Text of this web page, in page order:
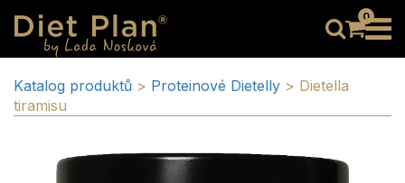
0
Katalog produktů > Proteinové Dietelly > Dietella
tiramisu